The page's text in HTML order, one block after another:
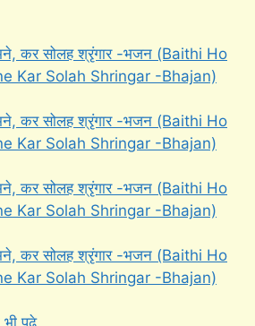
कर सोलह श्रृंगार -भजन (Baithi Ho
Kar Solah Shringar -Bhajan)
कर सोलह श्रृंगार -भजन (Baithi Ho
Kar Solah Shringar -Bhajan)
कर सोलह श्रृंगार -भजन (Baithi Ho
Kar Solah Shringar -Bhajan)
कर सोलह श्रृंगार -भजन (Baithi Ho
Kar Solah Shringar -Bhajan)